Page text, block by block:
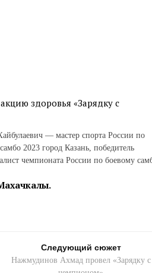
здоровья «Зарядку с
— мастер спорта России по
2023 город Казань, победитель
чемпионата России по боевому
Следующий сюжет
Нажмудинов Ахмад провел «Зарядку с